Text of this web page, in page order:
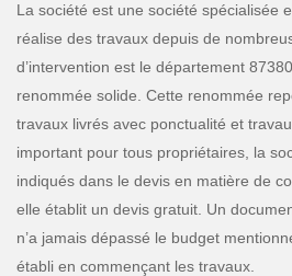
La société est une société spécialisée
réalise des travaux depuis de
d’intervention est le département
renommée solide. Cette renommée
travaux livrés avec ponctualité et
important pour tous propriétaires, la
indiqués dans le devis en matière de
elle établit un devis gratuit. Un
n’a jamais dépassé le budget
établi en commençant les travaux.